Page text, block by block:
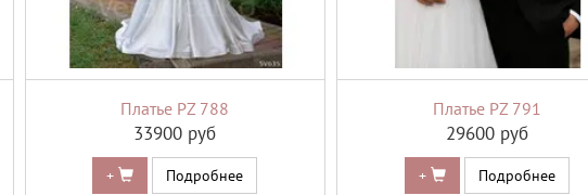
Платье PZ 788
33900 руб
+ Подробнее
Платье PZ 791
29600 руб
+ Подробнее